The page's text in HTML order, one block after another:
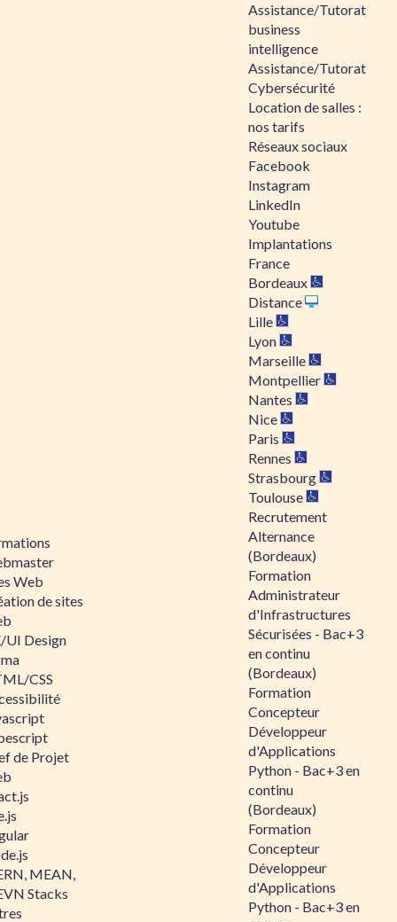
Web
de sites
UI Design
CSS
de Projet
MEAN,
Stacks
Assistance/Tutorat
business
intelligence
Assistance/Tutorat
Cybersécurité
Location de salles :
nos tarifs
Réseaux sociaux
Facebook
Instagram
LinkedIn
Youtube
Implantations
France
Bordeaux
Distance
Lille
Lyon
Marseille
Montpellier
Nantes
Nice
Paris
Rennes
Strasbourg
Toulouse
Recrutement
Alternance
(Bordeaux)
Formation
Administrateur
d'Infrastructures
Sécurisées - Bac+3
en continu
(Bordeaux)
Formation
Concepteur
Développeur
d'Applications
Python - Bac+3 en
continu
(Bordeaux)
Formation
Concepteur
Développeur
d'Applications
Python - Bac+3 en